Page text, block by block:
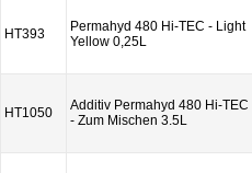
HT393
Permahyd 480 Hi-TEC - Light
Yellow 0,25L
HT1050
Additiv Permahyd 480 Hi-TEC
- Zum Mischen 3.5L